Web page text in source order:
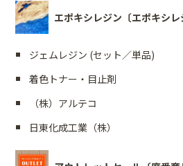
エポキシレジン〔エポキシレ
ジェムレジン (セット／単品)
着色トナー・目止剤
（株）アルテコ
日東化成工業（株）